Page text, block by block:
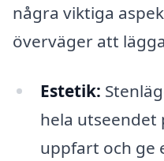
några viktiga
överväger att
Estetik:
hela utseendet
uppfart och ge